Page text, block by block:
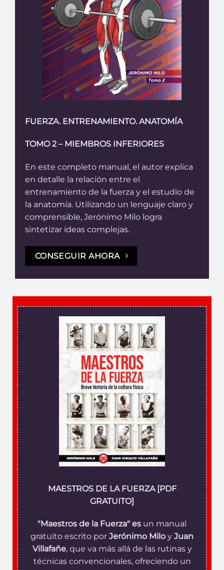
FUERZA. ENTRENAMIENTO. ANATOMÍA
TOMO 2 – MIEMBROS INFERIORES
En este completo manual, el autor explica
en detalle la relación entre el
entrenamiento de la fuerza y el estudio de
la anatomía. Utilizando un lenguaje claro y
comprensible, Jerónimo Milo logra
sintetizar ideas complejas.
CONSEGUIR AHORA
MAESTROS DE LA FUERZA [PDF
GRATUITO]
"Maestros de la Fuerza" es un manual
gratuito escrito por Jerónimo Milo y Juan
Villafañe, que va más allá de las rutinas y
técnicas convencionales, ofreciendo un